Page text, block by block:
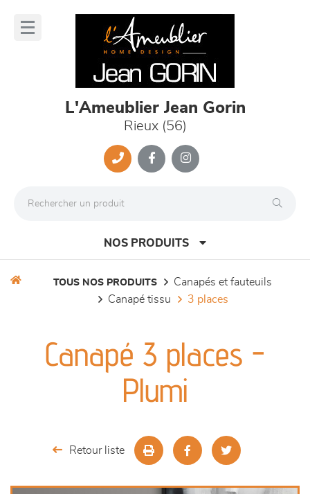
L'Ameublier Jean Gorin
Rieux (56)
NOS PRODUITS
séjours
meubles de complément
TOUS NOS PRODUITS
canapés et fauteuils
canapé tissu
3 places
Canapé 3 places -
Plumi
Retour liste